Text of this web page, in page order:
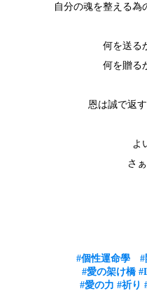
自分の魂を整える為
何を送る
何を贈る
恩は誠で返
よ
さ
#個性運命學 #
#愛の架け橋
#愛の力 #祈り